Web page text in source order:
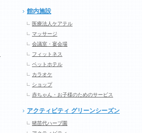
館内施設
医療法人ケアテル
マッサージ
会議室・宴会場
フィットネス
ペットホテル
カラオケ
ショップ
赤ちゃん・お子様のためのサービス
アクティビティ グリーンシーズン
猪苗代ハーブ園